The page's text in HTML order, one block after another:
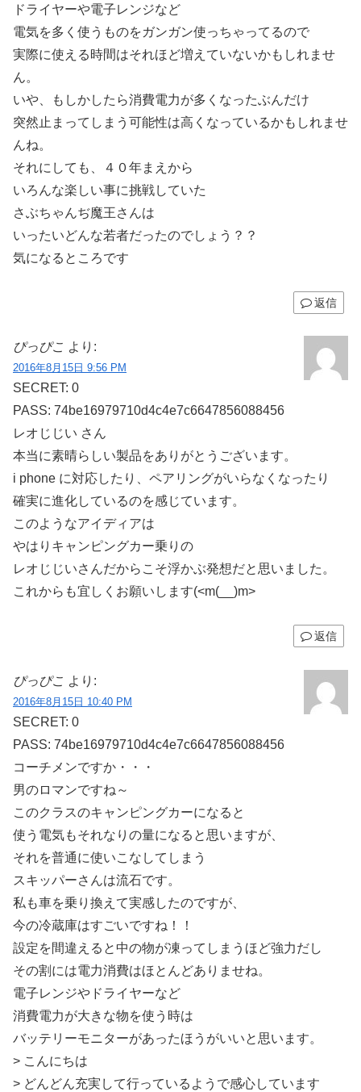
ドライヤーや電子レンジなど
電気を多く使うものをガンガン使っちゃってるので
実際に使える時間はそれほど増えていないかもしれませ
ん。
いや、もしかしたら消費電力が多くなったぶんだけ
突然止まってしまう可能性は高くなっているかもしれませ
んね。
それにしても、４０年まえから
いろんな楽しい事に挑戦していた
さぶちゃんぢ魔王さんは
いったいどんな若者だったのでしょう？？
気になるところです
返信
ぴっぴこ より:
2016年8月15日 9:56 PM
SECRET: 0
PASS: 74be16979710d4c4e7c6647856088456
レオじじい さん
本当に素晴らしい製品をありがとうございます。
i phone に対応したり、ペアリングがいらなくなったり
確実に進化しているのを感じています。
このようなアイディアは
やはりキャンピングカー乗りの
レオじじいさんだからこそ浮かぶ発想だと思いました。
これからも宜しくお願いします(<m(__)m>
返信
ぴっぴこ より:
2016年8月15日 10:40 PM
SECRET: 0
PASS: 74be16979710d4c4e7c6647856088456
コーチメンですか・・・
男のロマンですね～
このクラスのキャンピングカーになると
使う電気もそれなりの量になると思いますが、
それを普通に使いこなしてしまう
スキッパーさんは流石です。
私も車を乗り換えて実感したのですが、
今の冷蔵庫はすごいですね！！
設定を間違えると中の物が凍ってしまうほど強力だし
その割には電力消費はほとんどありませね。
電子レンジやドライヤーなど
消費電力が大きな物を使う時は
バッテリーモニターがあったほうがいいと思います。
> こんにちは
> どんどん充実して行っているようで感心しています